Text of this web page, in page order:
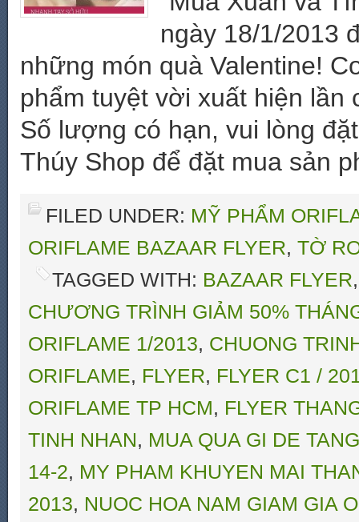
ngày 18/1/2013
những món quà Valentine!
phẩm tuyệt vời xuất hiện lần
Số lượng có hạn, vui lòng
Thúy Shop để đặt mua sản
FILED UNDER: MỸ PHẨM
ORIFLAME BAZAAR FLYER, TỜ
TAGGED WITH: BAZAAR FLYER
CHƯƠNG TRÌNH GIẢM 50%
ORIFLAME 1/2013, CHUONG
ORIFLAME, FLYER, FLYER C1 /
ORIFLAME TP HCM, FLYER
TINH NHAN, MUA QUA GI DE
14-2, MY PHAM KHUYEN MAI
2013, NUOC HOA NAM GIAM GIA